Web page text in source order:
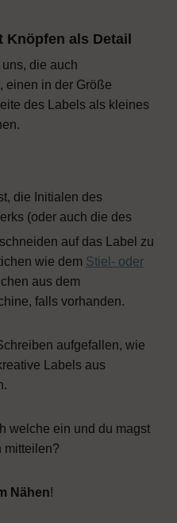
Knöpfen als Detail
die auch
einen in der Größe
des Labels als kleines
die Initialen des
(oder auch die des
auf das Label zu
wie dem Stiel- oder
aus dem
falls vorhanden.
aufgefallen, wie
Labels aus
welche ein und du magst
mitteilen?
Nähen!